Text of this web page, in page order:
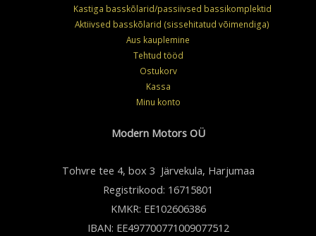
Kastiga basskõlarid/passiivsed bassikomplektid
Aktiivsed basskõlarid (sissehitatud võimendiga)
Aus kauplemine
Tehtud tööd
Ostukorv
Kassa
Minu konto
Modern Motors OÜ
Tohvre tee 4, box 3 Järvekula, Harjumaa
Registrikood: 16715801
KMKR: EE102606386
IBAN: EE497700771009077512